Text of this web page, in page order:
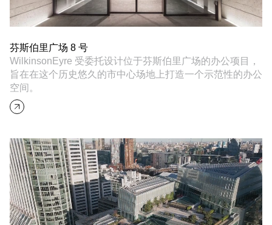
芬斯伯里广场 8 号
WilkinsonEyre 受委托设计位于芬斯伯里广场的办公项目，
旨在在这个历史悠久的市中心场地上打造一个示范性的办公
空间。